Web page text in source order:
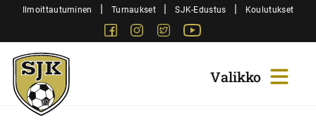
SiirryIlmoittautuminen | Turnaukset | SJK-Edustus | Koulutukset
FacebookInstagram
Twitter
Sjk-
Juniorit